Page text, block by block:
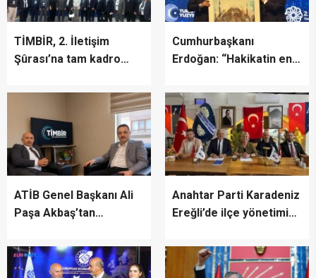
TİMBİR, 2. İletişim
Şûrası’na tam kadro
Cumhurbaşkanı
Erdoğan: “Hakikatin en
dönemden geçiyoruz”
ATİB Genel Başkanı Ali
Paşa Akbaş’tan
Anahtar Parti Karadeniz
Ereğli’de ilçe yönetimini